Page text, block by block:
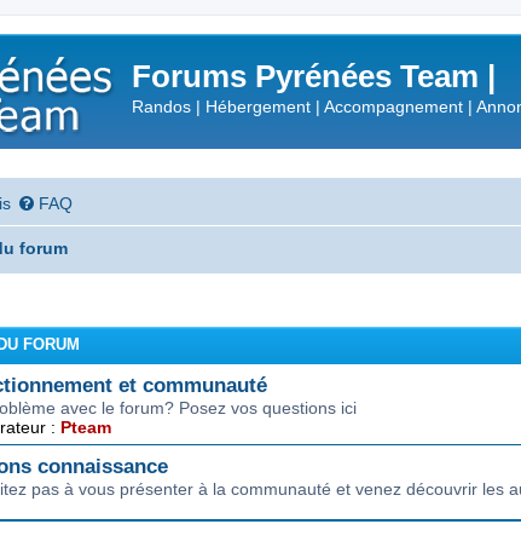
Forums Pyrénées Team |
Randos | Hébergement | Accompagnement |
FAQ
forum
FORUM
et communauté
avec le forum? Posez vos questions ici
: Pteam
connaissance
pas à vous présenter à la communauté et venez découvrir les